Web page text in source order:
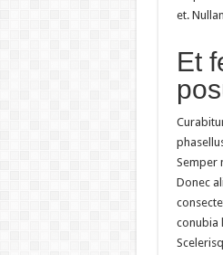
et.
Et
Semper
Donec
conubia